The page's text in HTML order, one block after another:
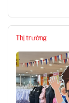
Thị trường